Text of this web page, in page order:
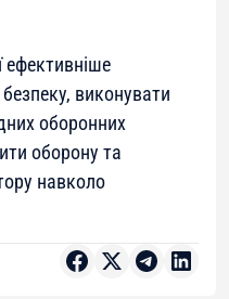
ефективніше
виконувати
оборонних
оборону та
навколо